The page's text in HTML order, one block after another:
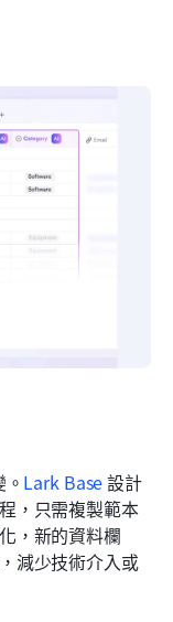
Lark Base 設計
，只需複製範本
，新的資料欄
減少技術介入或